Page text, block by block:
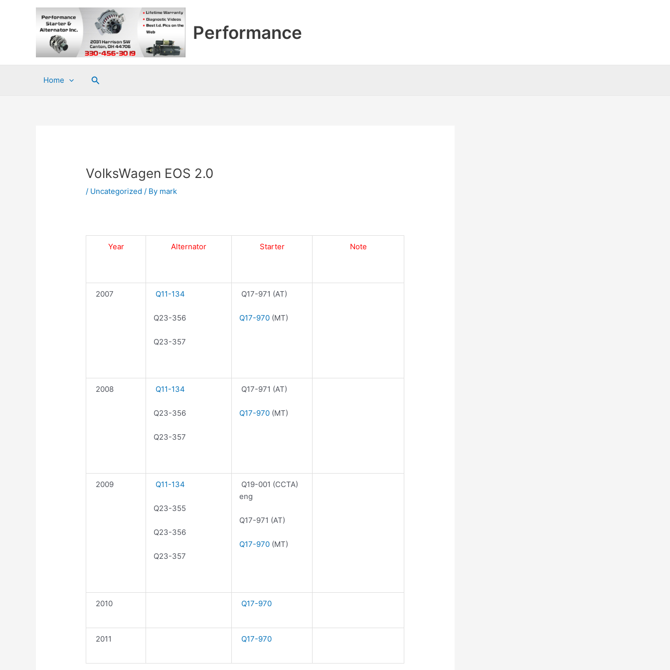
Performance
Home Search
VolksWagen EOS 2.0
/ Uncategorized / By mark
Year Alternator Starter Note
2007 Q11-134
Q23-356
Q23-357
Q17-971 (AT)
Q17-970 (MT)
2008 Q11-134
Q23-356
Q23-357
Q17-971 (AT)
Q17-970 (MT)
2009 Q11-134
Q23-355
Q23-356
Q23-357
Q19-001 (CCTA)
eng
Q17-971 (AT)
Q17-970 (MT)
2010 Q17-970
2011 Q17-970